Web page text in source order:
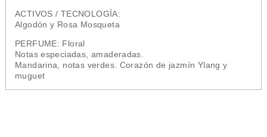
ACTIVOS / TECNOLOGÍA:
Algodón y Rosa Mosqueta
PERFUME: Floral
Notas especiadas, amaderadas.
Mandarina, notas verdes. Corazón de jazmín Ylang y
muguet